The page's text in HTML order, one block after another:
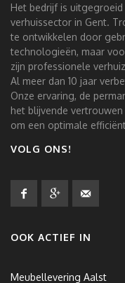
Het bedrijf is
verhuissector in Gent.
te ontwikkelen door
technologieën, maar
zijn professionele
Al meer dan 10 jaar
Onze ervaring, de
het blijvende
om een optimale
VOLG ONS!
OOK ACTIEF IN
Meubellevering Aalst